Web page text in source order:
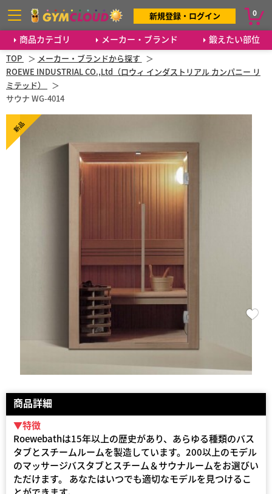
商品カテゴリ メーカー・ブランド 鍛えたい部位
新規登録・ログイン 0
TOP
メーカー・ブランドから探す
ROEWE INDUSTRIAL CO.,Ltd（ロウィ インダストリアル カンパニー リ
ミテッド）
サウナ WG-4014
新品
商品詳細
▼特徴
Roewebathは15年以上の歴史があり、あらゆる種類のバス
タブとスチームルームを製造しています。200以上のモデル
のマッサージバスタブとスチーム＆サウナルームをお選びい
ただけます。 あなたはいつでも適切なモデルを見つけるこ